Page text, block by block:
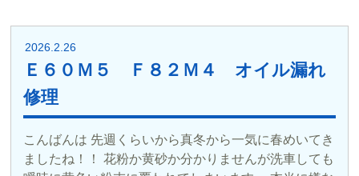
2026.2.26
Ｅ６０Ｍ５ Ｆ８２Ｍ４ オイル漏れ
修理
こんばんは 先週くらいから真冬から一気に春めいてき
ましたね！！ 花粉か黄砂か分かりませんが洗車しても